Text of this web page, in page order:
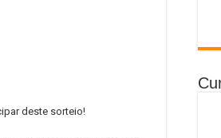
deste sorteio!